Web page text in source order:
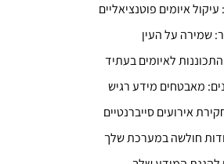
עיקול איומים פוטנציאליים
שמירה על העין
לאיומים בעתיד
מאבטחים מידע רגיש
אירועים סייברנטיים
חולשה במערכת שלך